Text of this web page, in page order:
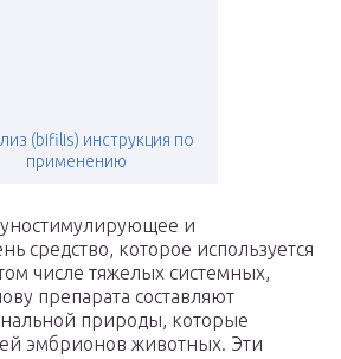
(bifilis) инструкция по
применению
и
средство, которое используется
числе тяжелых системных,
препарата составляют
природы, которые
эмбрионов животных. Эти